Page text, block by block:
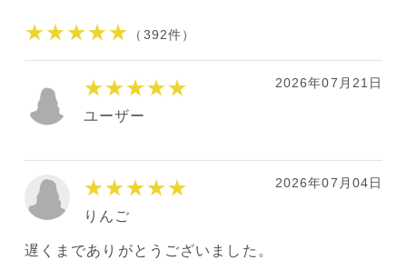
★★★★★ （392件）
★★★★★ 2026年07月21日
ユーザー
★★★★★ 2026年07月04日
りんご
遅くまでありがとうございました。